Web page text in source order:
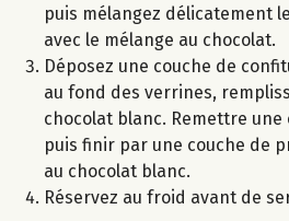
puis mélangez délicatement
avec le mélange au chocolat.
Déposez une couche de
au fond des verrines,
chocolat blanc. Remettre
puis finir par une couche de
au chocolat blanc.
Réservez au froid avant de